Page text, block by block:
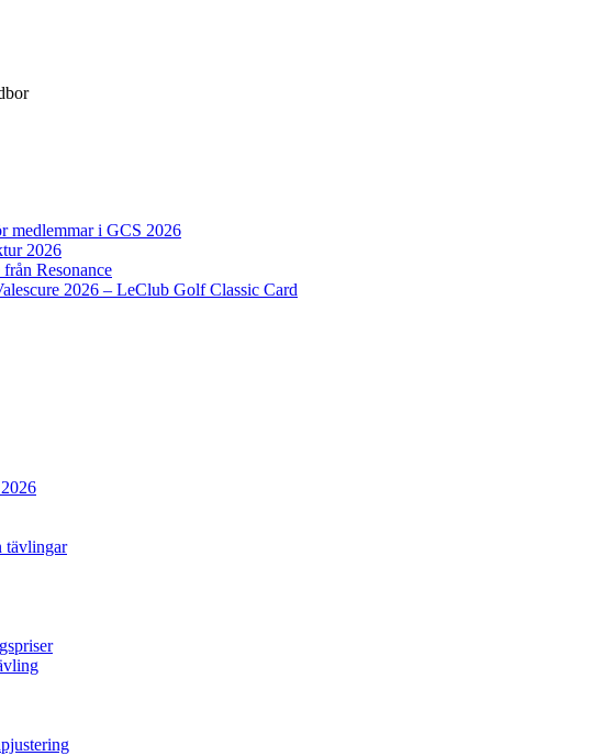
medlemmar i GCS 2026
2026
Resonance
2026 – LeClub Golf Classic Card
tävlingar